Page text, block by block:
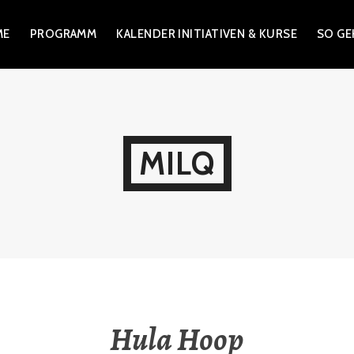
PROGRAMM KALENDER INITIATIVEN & KURSE SO
MILQ
Hula Hoop